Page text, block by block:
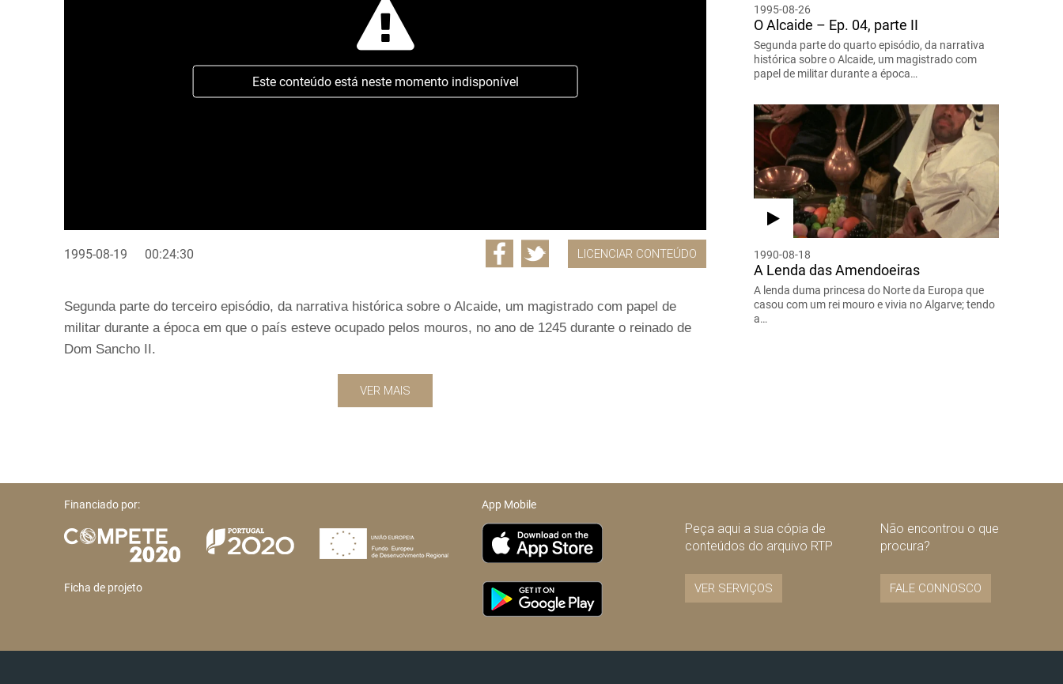
Este conteúdo está neste momento indisponível
1995-08-19 00:24:30 LICENCIAR CONTEÚDO
Segunda parte do terceiro episódio, da narrativa histórica sobre o Alcaide, um magistrado com papel de
militar durante a época em que o país esteve ocupado pelos mouros, no ano de 1245 durante o reinado de
Dom Sancho II.
VER MAIS
1995-08-26
O Alcaide – Ep. 04, parte II
Segunda parte do quarto episódio, da narrativa
histórica sobre o Alcaide, um magistrado com
papel de militar durante a época…
1990-08-18
A Lenda das Amendoeiras
A lenda duma princesa do Norte da Europa que
casou com um rei mouro e vivia no Algarve; tendo
a…
Financiado por:
Ficha de projeto
App Mobile
Peça aqui a sua cópia de
conteúdos do arquivo RTP
VER SERVIÇOS
Não encontrou o que
procura?
FALE CONNOSCO